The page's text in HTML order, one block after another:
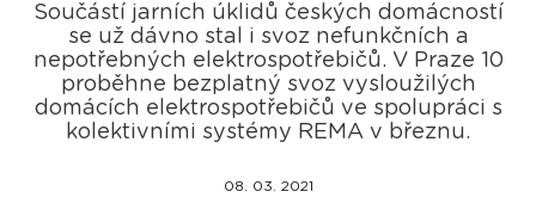
Součástí jarních úklidů českých domácností
se už dávno stal i svoz nefunkčních a
nepotřebných elektrospotřebičů. V Praze 10
proběhne bezplatný svoz vysloužilých
domácích elektrospotřebičů ve spolupráci s
kolektivními systémy REMA v březnu.
08. 03. 2021